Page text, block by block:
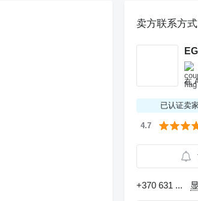
卖方联系方式
在
已认证卖家
4.7
+370 631 ...